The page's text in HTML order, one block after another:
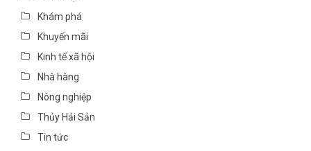
Khám phá
Khuyến mãi
Kinh tế xã hội
Nhà hàng
Nông nghiệp
Thủy Hải Sản
Tin tức